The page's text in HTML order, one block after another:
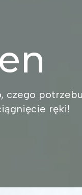
czego
ręki!